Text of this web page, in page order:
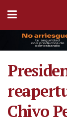
Chivo